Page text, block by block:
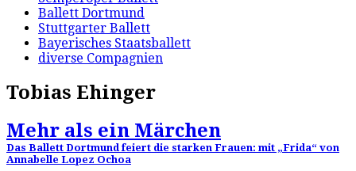
Ballett Dortmund
Stuttgarter Ballett
Bayerisches Staatsballett
diverse Compagnien
Tobias Ehinger
Mehr als ein Märchen
Das Ballett Dortmund feiert die starken Frauen: mit „Frida“ von
Annabelle Lopez Ochoa